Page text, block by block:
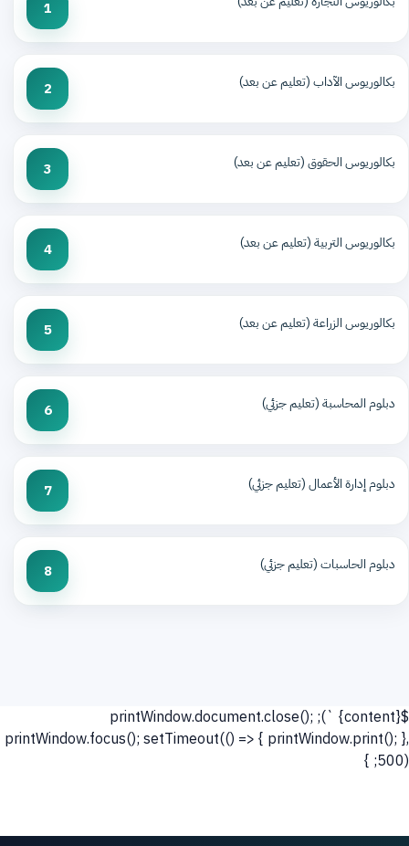
1
بكالوريوس الآداب (تعليم عن بعد) 2
بكالوريوس الحقوق (تعليم عن بعد) 3
بكالوريوس التربية (تعليم عن بعد) 4
بكالوريوس الزراعة (تعليم عن بعد) 5
دبلوم المحاسبة (تعليم جزئي) 6
دبلوم إدارة الأعمال (تعليم جزئي) 7
دبلوم الحاسبات (تعليم جزئي) 8
${content}
`); printWindow.document.close();
printWindow.focus(); setTimeout(() => { printWindow.print(); },
500); }